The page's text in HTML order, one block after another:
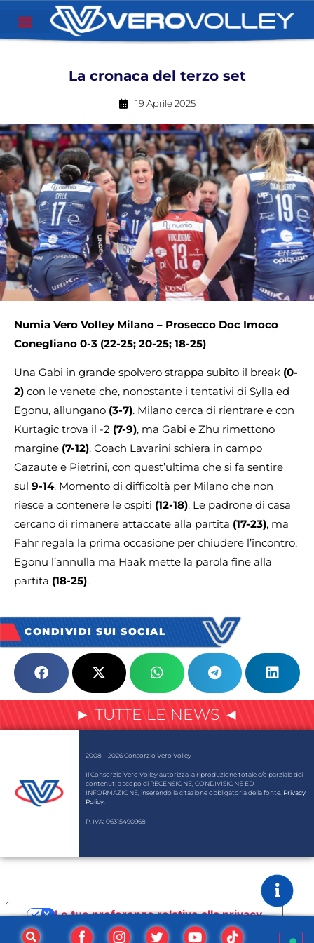
La cronaca del terzo set
19 Aprile 2025
Numia Vero Volley Milano – Prosecco Doc Imoco
Conegliano 0-3 (22-25; 20-25; 18-25)
Una Gabi in grande spolvero strappa subito il break (0-
2) con le venete che, nonostante i tentativi di Sylla ed
Egonu, allungano (3-7). Milano cerca di rientrare e con
Kurtagic trova il -2 (7-9), ma Gabi e Zhu rimettono
margine (7-12). Coach Lavarini schiera in campo
Cazaute e Pietrini, con quest’ultima che si fa sentire
sul 9-14. Momento di difficoltà per Milano che non
riesce a contenere le ospiti (12-18). Le padrone di casa
cercano di rimanere attaccate alla partita (17-23), ma
Fahr regala la prima occasione per chiudere l’incontro;
Egonu l’annulla ma Haak mette la parola fine alla
partita (18-25).
CONDIVIDI SUI SOCIAL
► TUTTE LE NEWS ◄
2008 – 2026 Consorzio Vero Volley
Il Consorzio Vero Volley autorizza la riproduzione totale e/o parziale dei
contenuti a scopo di RECENSIONE, CONDIVISIONE ED
INFORMAZIONE, inserendo la citazione obbligatoria della fonte. Privacy
Policy
P. IVA: 06315490968
Informativa sulla raccolta
Le tue preferenze relative alla privacy